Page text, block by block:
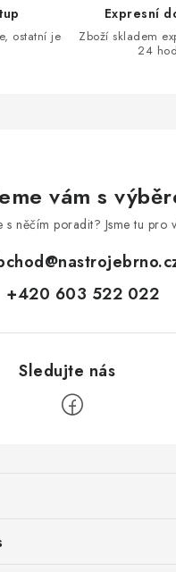
ostatní je
Expresní
Zboží skladem
24
vám s
s něčím poradit? Jsme tu pro
@
+420 603 522 022